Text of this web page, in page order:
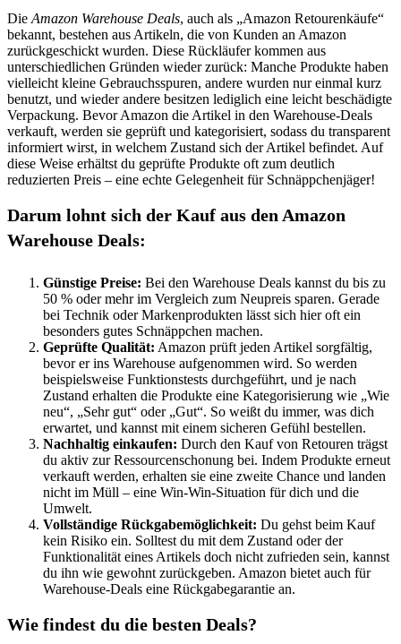
Die Amazon Warehouse Deals, auch als „Amazon Retourenkäufe“
bekannt, bestehen aus Artikeln, die von Kunden an Amazon
zurückgeschickt wurden. Diese Rückläufer kommen aus
unterschiedlichen Gründen wieder zurück: Manche Produkte haben
vielleicht kleine Gebrauchsspuren, andere wurden nur einmal kurz
benutzt, und wieder andere besitzen lediglich eine leicht beschädigte
Verpackung. Bevor Amazon die Artikel in den Warehouse-Deals
verkauft, werden sie geprüft und kategorisiert, sodass du transparent
informiert wirst, in welchem Zustand sich der Artikel befindet. Auf
diese Weise erhältst du geprüfte Produkte oft zum deutlich
reduzierten Preis – eine echte Gelegenheit für Schnäppchenjäger!
Darum lohnt sich der Kauf aus den Amazon
Warehouse Deals:
Günstige Preise: Bei den Warehouse Deals kannst du bis zu
50 % oder mehr im Vergleich zum Neupreis sparen. Gerade
bei Technik oder Markenprodukten lässt sich hier oft ein
besonders gutes Schnäppchen machen.
Geprüfte Qualität: Amazon prüft jeden Artikel sorgfältig,
bevor er ins Warehouse aufgenommen wird. So werden
beispielsweise Funktionstests durchgeführt, und je nach
Zustand erhalten die Produkte eine Kategorisierung wie „Wie
neu“, „Sehr gut“ oder „Gut“. So weißt du immer, was dich
erwartet, und kannst mit einem sicheren Gefühl bestellen.
Nachhaltig einkaufen: Durch den Kauf von Retouren trägst
du aktiv zur Ressourcenschonung bei. Indem Produkte erneut
verkauft werden, erhalten sie eine zweite Chance und landen
nicht im Müll – eine Win-Win-Situation für dich und die
Umwelt.
Vollständige Rückgabemöglichkeit: Du gehst beim Kauf
kein Risiko ein. Solltest du mit dem Zustand oder der
Funktionalität eines Artikels doch nicht zufrieden sein, kannst
du ihn wie gewohnt zurückgeben. Amazon bietet auch für
Warehouse-Deals eine Rückgabegarantie an.
Wie findest du die besten Deals?